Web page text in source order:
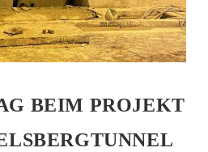
BEIM PROJEKT